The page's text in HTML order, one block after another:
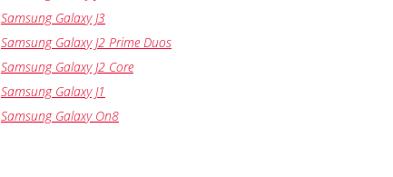
Samsung Galaxy J3
Samsung Galaxy J2 Prime Duos
Samsung Galaxy J2 Core
Samsung Galaxy J1
Samsung Galaxy On8